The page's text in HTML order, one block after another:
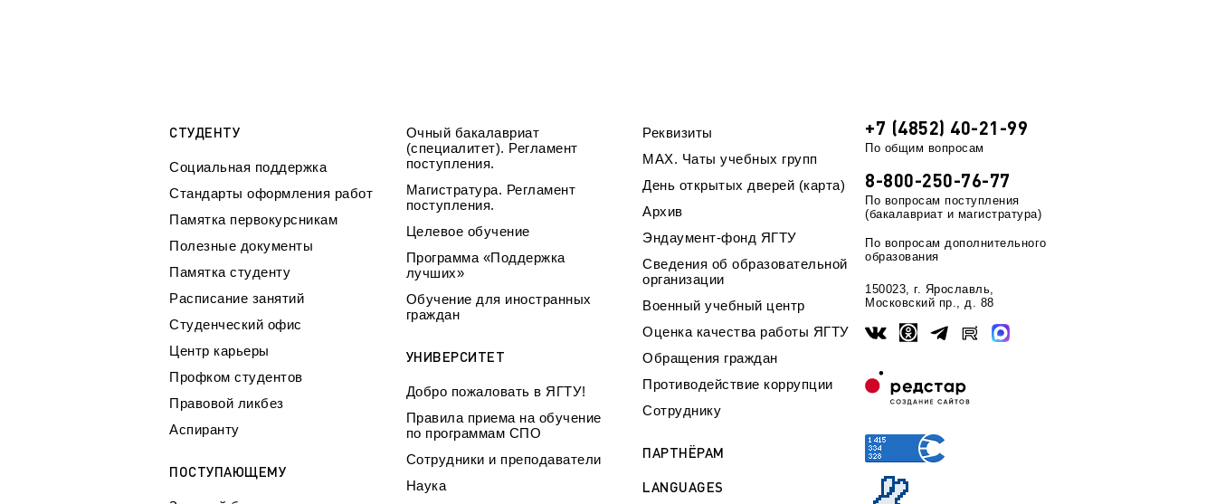
СТУДЕНТУ
Социальная поддержка
Стандарты оформления работ
Памятка первокурсникам
Полезные документы
Памятка студенту
Расписание занятий
Студенческий офис
Центр карьеры
Профком студентов
Правовой ликбез
Аспиранту
ПОСТУПАЮЩЕМУ
Очный бакалавриат
(специалитет). Регламент
поступления.
Магистратура. Регламент
поступления.
Целевое обучение
Программа «Поддержка
лучших»
Обучение для иностранных
граждан
УНИВЕРСИТЕТ
Добро пожаловать в ЯГТУ!
Правила приема на обучение
по программам СПО
Сотрудники и преподаватели
Наука
Реквизиты
МАХ. Чаты учебных групп
День открытых дверей (карта)
Архив
Эндаумент-фонд ЯГТУ
Сведения об образовательной
организации
Военный учебный центр
Оценка качества работы ЯГТУ
Обращения граждан
Противодействие коррупции
Сотруднику
ПАРТНЁРАМ
LANGUAGES
+7 (4852) 40-21-99
По общим вопросам
8-800-250-76-77
По вопросам поступления
(бакалавриат и магистратура)
По вопросам дополнительного
образования
150023, г. Ярославль,
Московский пр., д. 88